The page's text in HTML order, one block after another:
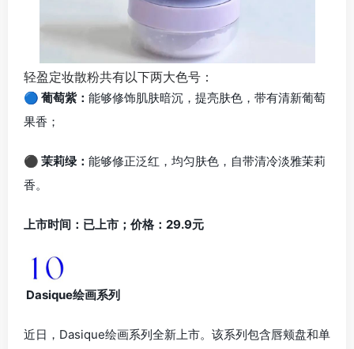
轻盈定妆散粉共有以下两大色号：
🔵 葡萄紫： 能够修饰肌肤暗沉，提亮肤色，带有清新葡萄
果香；
⚫ 茉莉绿： 能够修正泛红，均匀肤色，自带清冷淡雅茉莉
香。
上市时间：已上市；价格：29.9元
Dasique绘画系列
近日，Dasique绘画系列全新上市。该系列包含唇颊盘和单